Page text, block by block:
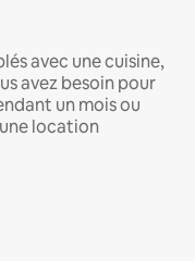
avec une cuisine,
avez besoin pour
un mois ou
location